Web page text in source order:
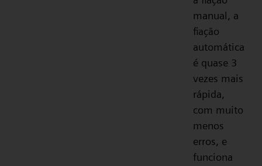
manual, a
fiação
automática
é quase 3
vezes mais
rápida,
com muito
menos
erros, e
funciona